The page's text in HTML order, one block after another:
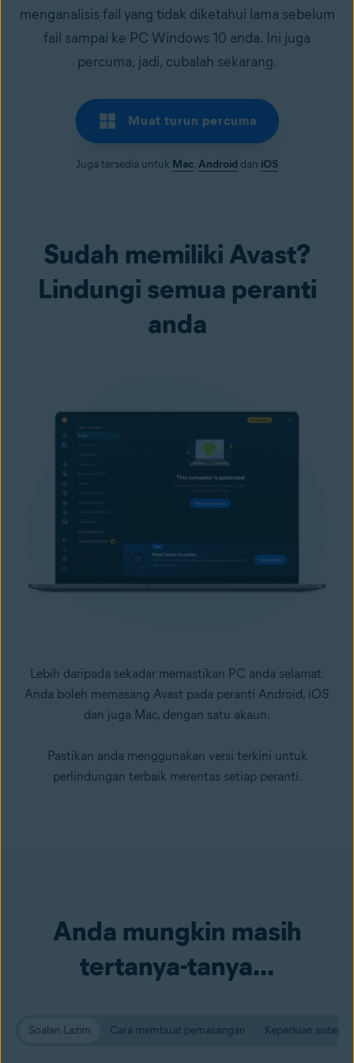
menganalisis fail yang tidak diketahui lama sebelum
fail sampai ke PC Windows 10 anda. Ini juga
percuma, jadi, cubalah sekarang.
Muat turun percuma
Juga tersedia untuk Mac, Android dan iOS
Sudah memiliki Avast?
Lindungi semua peranti
anda
Lebih daripada sekadar memastikan PC anda selamat.
Anda boleh memasang Avast pada peranti Android, iOS
dan juga Mac, dengan satu akaun.
Pastikan anda menggunakan versi terkini untuk
perlindungan terbaik merentas setiap peranti.
Anda mungkin masih
tertanya-tanya...
Soalan Lazim Cara membuat pemasangan Keperluan sistem